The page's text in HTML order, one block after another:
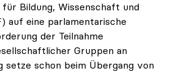
Bildung, Wissenschaft und
auf eine parlamentarische
der Teilnahme
Gruppen an
setze schon beim Übergang von